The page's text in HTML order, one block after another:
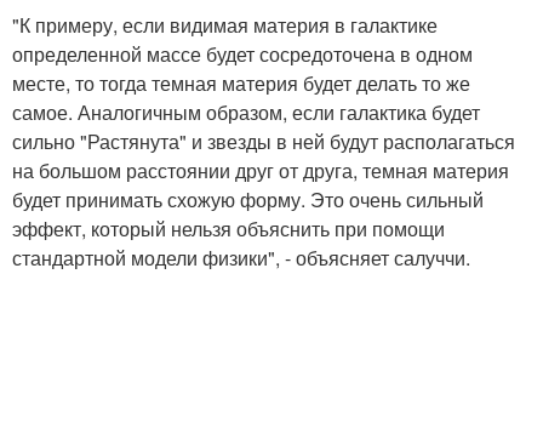
"К примеру, если видимая материя в галактике
определенной массе будет сосредоточена в одном
месте, то тогда темная материя будет делать то же
самое. Аналогичным образом, если галактика будет
сильно "Растянута" и звезды в ней будут располагаться
на большом расстоянии друг от друга, темная материя
будет принимать схожую форму. Это очень сильный
эффект, который нельзя объяснить при помощи
стандартной модели физики", - объясняет салуччи.